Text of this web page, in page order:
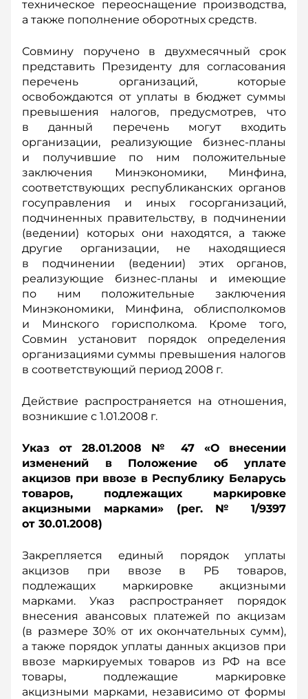
техническое переоснащение производства,
а также пополнение оборотных средств.
Совмину поручено в двухмесячный срок
представить Президенту для согласования
перечень организаций, которые
освобождаются от уплаты в бюджет суммы
превышения налогов, предусмотрев, что
в данный перечень могут входить
организации, реализующие бизнес-планы
и получившие по ним положительные
заключения Минэкономики, Минфина,
соответствующих республиканских органов
госуправления и иных госорганизаций,
подчиненных правительству, в подчинении
(ведении) которых они находятся, а также
другие организации, не находящиеся
в подчинении (ведении) этих органов,
реализующие бизнес-планы и имеющие
по ним положительные заключения
Минэкономики, Минфина, облисполкомов
и Минского горисполкома. Кроме того,
Совмин установит порядок определения
организациями суммы превышения налогов
в соответствующий период 2008 г.
Действие распространяется на отношения,
возникшие с 1.01.2008 г.
Указ от 28.01.2008 № 47 «О внесении
изменений в Положение об уплате
акцизов при ввозе в Республику Беларусь
товаров, подлежащих маркировке
акцизными марками» (рег. № 1/9397
от 30.01.2008)
Закрепляется единый порядок уплаты
акцизов при ввозе в РБ товаров,
подлежащих маркировке акцизными
марками. Указ распространяет порядок
внесения авансовых платежей по акцизам
(в размере 30% от их окончательных сумм),
а также порядок уплаты данных акцизов при
ввозе маркируемых товаров из РФ на все
товары, подлежащие маркировке
акцизными марками, независимо от формы